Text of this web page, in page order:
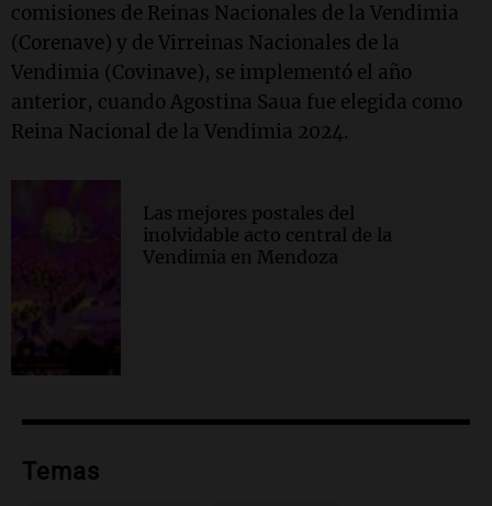
comisiones de Reinas Nacionales de la Vendimia
(Corenave) y de Virreinas Nacionales de la
Vendimia (Covinave), se implementó el año
anterior, cuando Agostina Saua fue elegida como
Reina Nacional de la Vendimia 2024.
Las mejores postales del
inolvidable acto central de la
Vendimia en Mendoza
Temas